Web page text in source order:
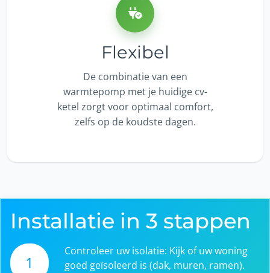
Flexibel
De combinatie van een
warmtepomp met je huidige cv-
ketel zorgt voor optimaal comfort,
zelfs op de koudste dagen.
Installatie in 3 stappen
1
Controleer uw isolatie: Kijk of uw woning
goed geïsoleerd is (dak, muren, ramen).